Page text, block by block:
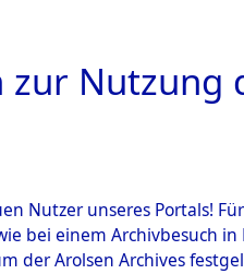
Nutzung
Nutzer unseres Portals!
bei einem Archivbesuch
der Arolsen Archives